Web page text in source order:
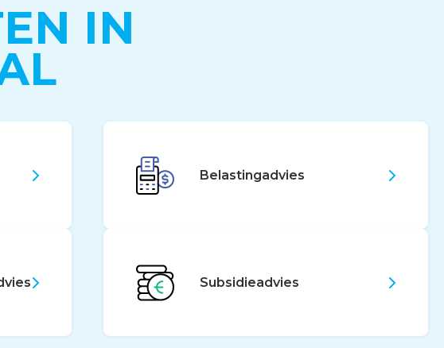
IN
Belastingadvies
Subsidieadvies